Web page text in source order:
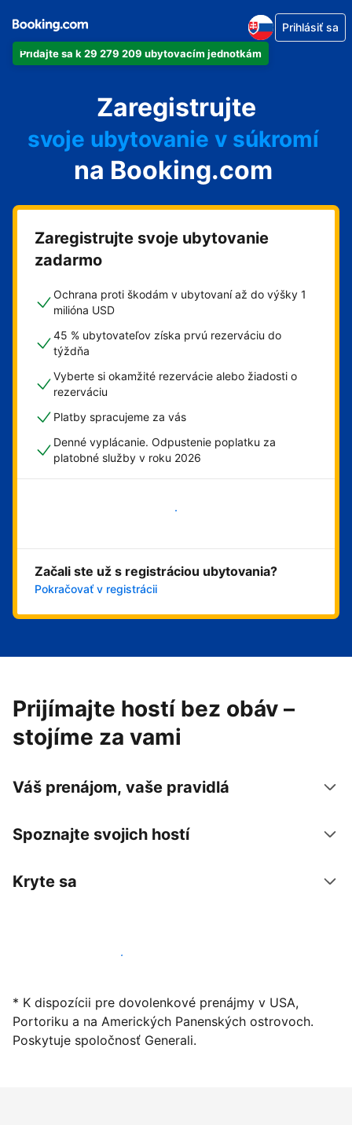
Pridajte sa k 29 279 209 ubytovacím jednotkám
Prihlásiť sa
Zaregistrujte
svoj hotel
svoje ubytovanie v súkromí
svoj penzión
svoje bed and breakfast
na Booking.com
Zaregistrujte svoje ubytovanie
zadarmo
Ochrana proti škodám v ubytovaní až do výšky 1
milióna USD
45 % ubytovateľov získa prvú rezerváciu do
týždňa
Vyberte si okamžité rezervácie alebo žiadosti o
rezerváciu
Platby spracujeme za vás
Denné vyplácanie. Odpustenie poplatku za
platobné služby v roku 2026
Začali ste už s registráciou ubytovania?
Pokračovať v registrácii
Prijímajte hostí bez obáv –
stojíme za vami
Váš prenájom, vaše pravidlá
Spoznajte svojich hostí
Kryte sa
Začať ponúkať svoje ubytovanie
* K dispozícii pre dovolenkové prenájmy v USA,
Portoriku a na Amerických Panenských ostrovoch.
Poskytuje spoločnosť Generali.